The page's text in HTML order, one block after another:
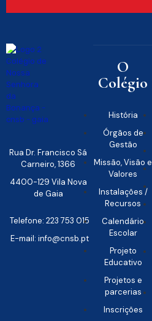
Rua Dr. Francisco Sá
Carneiro, 1366
4400-129 Vila Nova
de Gaia
Telefone: 223 753 015
E-mail: info@cnsb.pt
O
Colégio
História
Órgãos de
Gestão
Missão, Visão e
Valores
Instalações /
Recursos
Calendário
Escolar
Projeto
Educativo
Projetos e
parcerias
Inscrições